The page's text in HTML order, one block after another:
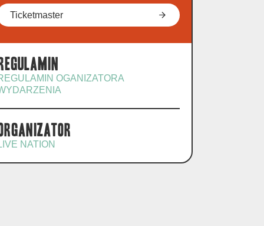
Ticketmaster
Regulamin
OGANIZATORA
NATION